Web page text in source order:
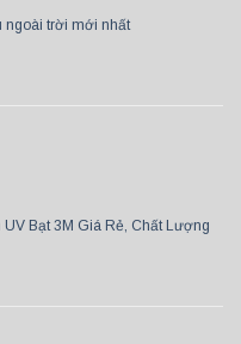
ngoài trời mới nhất
UV Bạt 3M Giá Rẻ, Chất Lượng